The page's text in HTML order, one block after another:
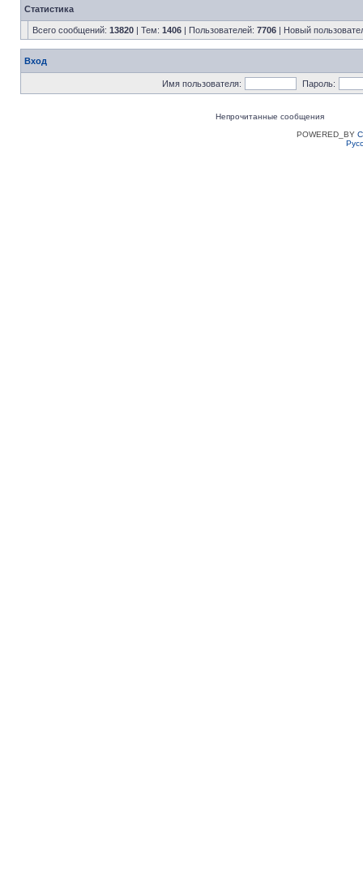
Статистика
Всего сообщений: 13820 | Тем: 1406 | Пользователей: 7706 | Новый
Вход
Имя пользователя: Пароль:
Непрочитанные сообщения
POWERED_BY